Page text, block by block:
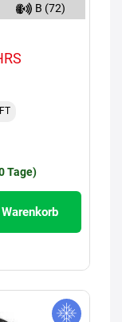
B (72)
Tage)